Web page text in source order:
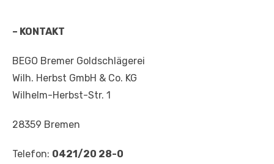
– KONTAKT
BEGO Bremer Goldschlägerei
Wilh. Herbst GmbH & Co. KG
Wilhelm-Herbst-Str. 1
28359 Bremen
Telefon: 0421/20 28-0